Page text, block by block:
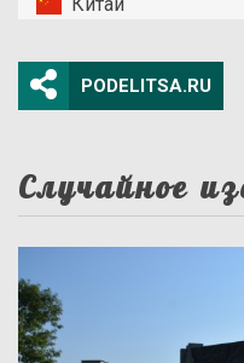
PODELITSA.RU
Случайное